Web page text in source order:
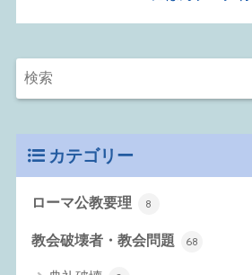
カテゴリー
ローマ公教要理 8
教会破壊者・教会問題 68